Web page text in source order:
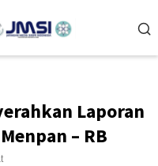
Laporan
– RB